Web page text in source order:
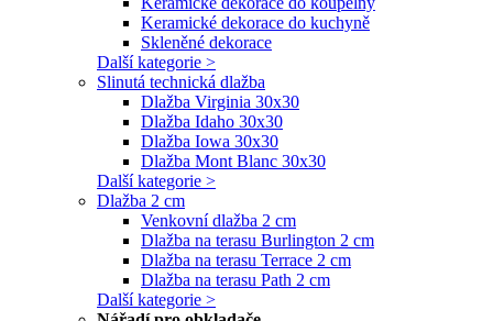
Keramické dekorace do kuchyně
Skleněné dekorace
Další kategorie >
Slinutá technická dlažba
Dlažba Virginia 30x30
Dlažba Idaho 30x30
Dlažba Iowa 30x30
Dlažba Mont Blanc 30x30
Další kategorie >
Dlažba 2 cm
Venkovní dlažba 2 cm
Dlažba na terasu Burlington 2 cm
Dlažba na terasu Terrace 2 cm
Dlažba na terasu Path 2 cm
Další kategorie >